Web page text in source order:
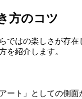
方のコツ
ではの楽しさが存
を紹介します。
ート」としての側